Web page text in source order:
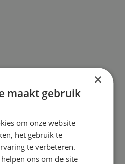
×
maakt gebruik
om onze website
het gebruik te
te verbeteren.
ons om de site